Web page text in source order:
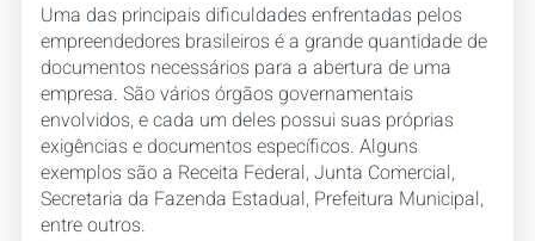
Uma das principais dificuldades enfrentadas pelos
empreendedores brasileiros é a grande quantidade de
documentos necessários para a abertura de uma
empresa. São vários órgãos governamentais
envolvidos, e cada um deles possui suas próprias
exigências e documentos específicos. Alguns
exemplos são a Receita Federal, Junta Comercial,
Secretaria da Fazenda Estadual, Prefeitura Municipal,
entre outros.